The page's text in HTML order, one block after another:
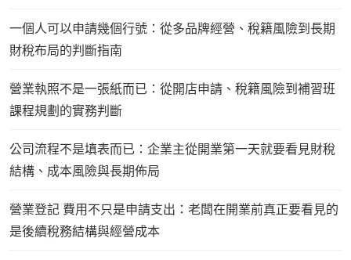
一個人可以申請幾個行號：從多品牌經營、稅籍風險到長期
財稅布局的判斷指南
營業執照不是一張紙而已：從開店申請、稅籍風險到補習班
課程規劃的實務判斷
公司流程不是填表而已：企業主從開業第一天就要看見財稅
結構、成本風險與長期佈局
營業登記 費用不只是申請支出：老闆在開業前真正要看見的
是後續稅務結構與經營成本